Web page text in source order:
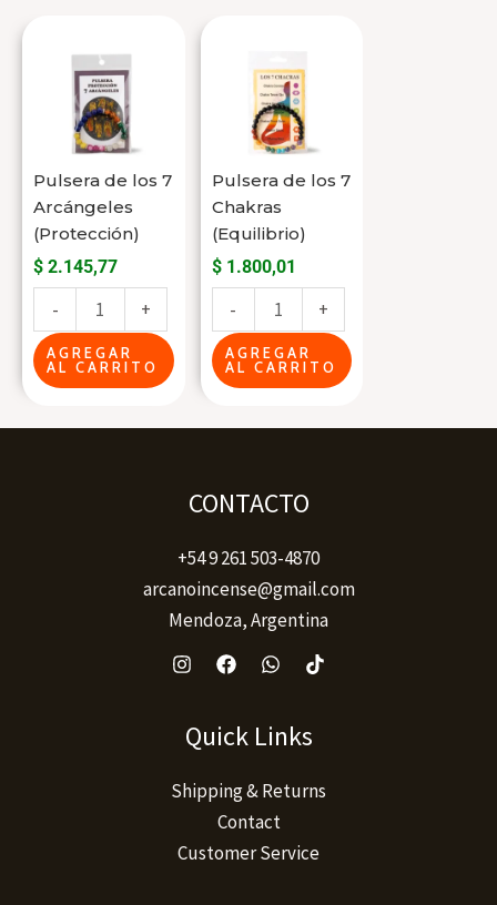
Pulsera de los 7
Arcángeles
(Protección)
$ 2.145,77
-
Arcángeles
(Protección)
cantidad
+
AGREGAR
AL CARRITO
Pulsera de los 7
Chakras
(Equilibrio)
$1.800,01
-
Chakras
(Equilibrio)
cantidad
+
AGREGAR
AL CARRITO
CONTACTO
+54 9 261 503-4870
arcanoincense@gmail.com
Mendoza, Argentina
Quick Links
Shipping & Returns
Contact
Customer Service